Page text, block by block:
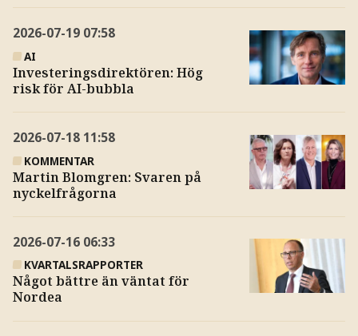
2026-07-19 07:58
AI
Investeringsdirektören: Hög
risk för AI-bubbla
2026-07-18 11:58
KOMMENTAR
Martin Blomgren: Svaren på
nyckelfrågorna
2026-07-16 06:33
KVARTALSRAPPORTER
Något bättre än väntat för
Nordea